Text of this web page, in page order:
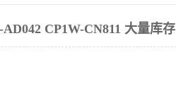
CP1W-CN811 大量库存